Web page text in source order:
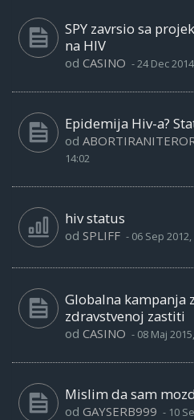
SPY zavrsio sa
na HIV
od CASINO -24 Dec
Epidemija Hiv-a?
od
14:02
hiv status
od SPLIFF - 06 Sep
Globalna kampanja
zdravstvenoj zastiti
od CASINO - 08 Maj
Mislim da sam
od GAYSERB999 - 10